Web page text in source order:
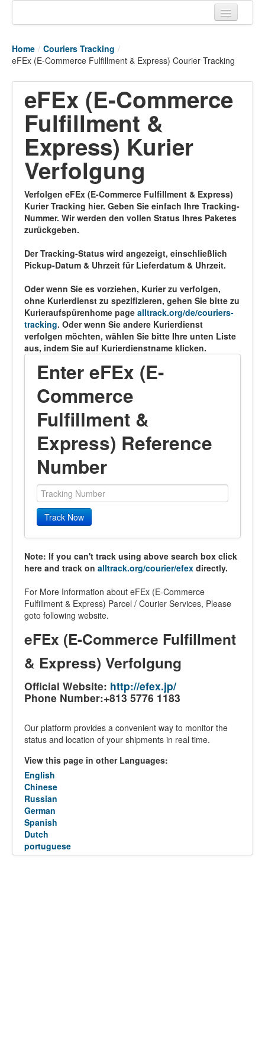
Tracking links
Couriers Tracking
Air Cargo Tracking
Postal Tracking
Vessel Tracking
Live Vessel Traffic
Port Of Calls
Home / Couriers Tracking /
eFEx (E-Commerce Fulfillment & Express) Courier Tracking
eFEx (E-Commerce
Fulfillment &
Express) Kurier
Verfolgung
Verfolgen eFEx (E-Commerce Fulfillment & Express)
Kurier Tracking hier. Geben Sie einfach Ihre Tracking-
Nummer. Wir werden den vollen Status Ihres Paketes
zurückgeben.
Der Tracking-Status wird angezeigt, einschließlich
Pickup-Datum & Uhrzeit für Lieferdatum & Uhrzeit.
Oder wenn Sie es vorziehen, Kurier zu verfolgen,
ohne Kurierdienst zu spezifizieren, gehen Sie bitte zu
Kurieraufspürenhome page alltrack.org/de/couriers-
tracking. Oder wenn Sie andere Kurierdienst
verfolgen möchten, wählen Sie bitte Ihre unten Liste
aus, indem Sie auf Kurierdienstname klicken.
Enter eFEx (E-
Commerce
Fulfillment &
Express) Reference
Number
Track Now
Note: If you can't track using above search box click
here and track on alltrack.org/courier/efex directly.
For More Information about eFEx (E-Commerce
Fulfillment & Express) Parcel / Courier Services, Please
goto following website.
eFEx (E-Commerce Fulfillment
& Express) Verfolgung
Official Website: http://efex.jp/
Phone Number:+813 5776 1183
Our platform provides a convenient way to monitor the
status and location of your shipments in real time.
View this page in other Languages:
English
Chinese
Russian
German
Spanish
Dutch
portuguese